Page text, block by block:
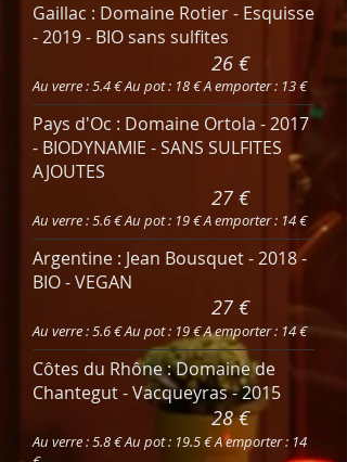
Gaillac : Domaine Rotier - Esquisse
- 2019 - BIO sans sulfites
26 €
Au verre : 5.4 € Au pot : 18 € A emporter : 13 €
Pays d'Oc : Domaine Ortola - 2017
- BIODYNAMIE - SANS SULFITES
AJOUTES
27 €
Au verre : 5.6 € Au pot : 19 € A emporter : 14 €
Argentine : Jean Bousquet - 2018 -
BIO - VEGAN
27 €
Au verre : 5.6 € Au pot : 19 € A emporter : 14 €
Côtes du Rhône : Domaine de
Chantegut - Vacqueyras - 2015
28 €
Au verre : 5.8 € Au pot : 19.5 € A emporter : 14